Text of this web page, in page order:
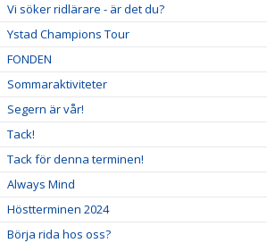
Vi söker ridlärare - är det du?
Ystad Champions Tour
FONDEN
Sommaraktiviteter
Segern är vår!
Tack!
Tack för denna terminen!
Always Mind
Höstterminen 2024
Börja rida hos oss?